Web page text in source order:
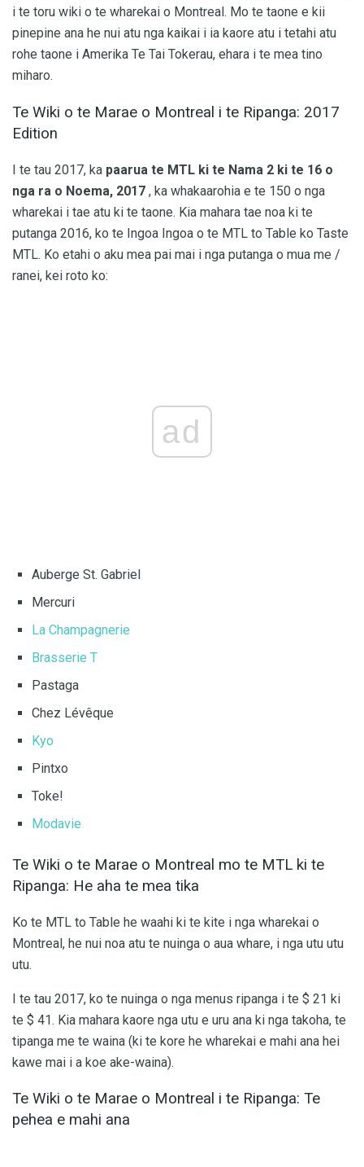
i te toru wiki o te wharekai o Montreal. Mo te taone e kii
pinepine ana he nui atu nga kaikai i ia kaore atu i tetahi atu
rohe taone i Amerika Te Tai Tokerau, ehara i te mea tino
miharo.
Te Wiki o te Marae o Montreal i te Ripanga: 2017
Edition
I te tau 2017, ka paarua te MTL ki te Nama 2 ki te 16 o
nga ra o Noema, 2017 , ka whakaarohia e te 150 o nga
wharekai i tae atu ki te taone. Kia mahara tae noa ki te
putanga 2016, ko te Ingoa Ingoa o te MTL to Table ko Taste
MTL. Ko etahi o aku mea pai mai i nga putanga o mua me /
ranei, kei roto ko:
ad
Auberge St. Gabriel
Mercuri
La Champagnerie
Brasserie T
Pastaga
Chez Lévêque
Kyo
Pintxo
Toke!
Modavie
Te Wiki o te Marae o Montreal mo te MTL ki te
Ripanga: He aha te mea tika
Ko te MTL to Table he waahi ki te kite i nga wharekai o
Montreal, he nui noa atu te nuinga o aua whare, i nga utu utu
utu.
I te tau 2017, ko te nuinga o nga menus ripanga i te $ 21 ki
te $ 41. Kia mahara kaore nga utu e uru ana ki nga takoha, te
tipanga me te waina (ki te kore he wharekai e mahi ana hei
kawe mai i a koe ake-waina).
Te Wiki o te Marae o Montreal i te Ripanga: Te
pehea e mahi ana